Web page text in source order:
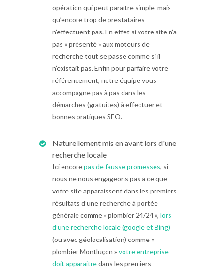
opération qui peut paraitre simple, mais
qu’encore trop de prestataires
n’effectuent pas. En effet si votre site n’a
pas « présenté » aux moteurs de
recherche tout se passe comme si il
n’existait pas. Enfin pour parfaire votre
référencement, notre équipe vous
accompagne pas à pas dans les
démarches (gratuites) à effectuer et
bonnes pratiques SEO.
Naturellement mis en avant lors d'une
recherche locale
Ici encorepas de fausse promesses, si
nous ne nous engageons pas à ce que
votre site apparaissent dans les premiers
résultats d’une recherche à portée
générale comme « plombier 24/24 », lors
d’une recherche locale (google et Bing)
(ou avec géolocalisation) comme «
plombier Montluçon » votre entreprise
doit apparaitredans les premiers